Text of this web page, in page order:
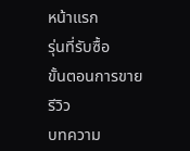
หน้าแรก
รุ่นที่รับซื้อ
ขั้นตอนการขาย
รีวิว
บทความ